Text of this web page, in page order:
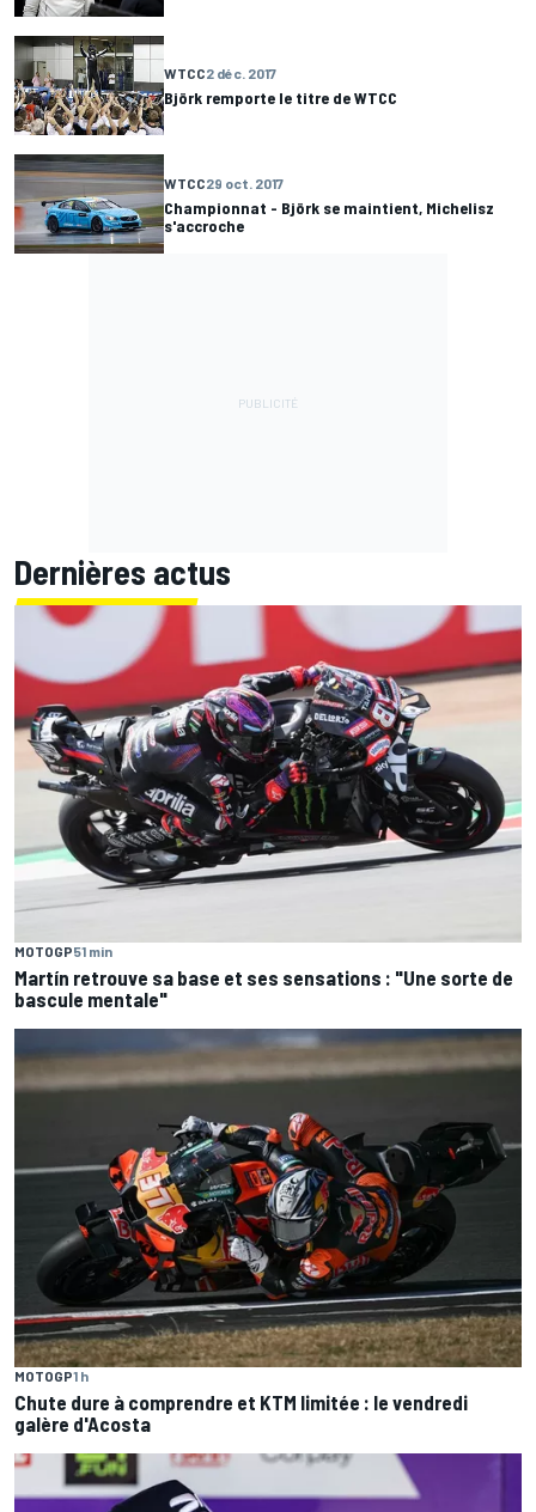
WTCC2 déc. 2017
Björk remporte le titre de WTCC
WTCC29 oct. 2017
Championnat - Björk se maintient, Michelisz
s'accroche
Dernières actus
MOTOGP51 min
Martín retrouve sa base et ses sensations : "Une sorte de
bascule mentale"
MOTOGP1 h
Chute dure à comprendre et KTM limitée : le vendredi
galère d'Acosta